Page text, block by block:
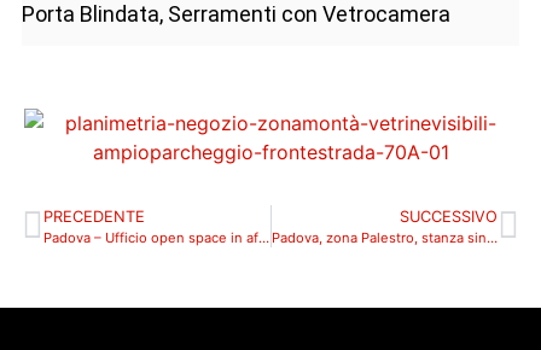
Porta Blindata, Serramenti con Vetrocamera
PRECEDENTE
Padova – Ufficio open space in affitto_64A
SUCCESSIVO
Padova, zona Palestro, stanza singola disponibile dal 01 Marzo_14A